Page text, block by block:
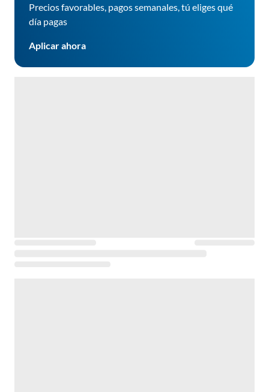
Precios favorables, pagos semanales, tú eliges qué
día pagas
Aplicar ahora